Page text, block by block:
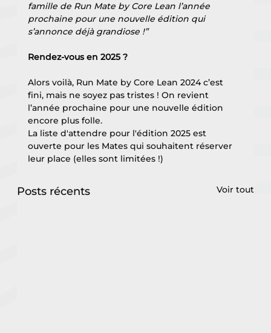
famille de Run Mate by Core Lean l’année
prochaine pour une nouvelle édition qui
s’annonce déjà grandiose !”
Rendez-vous en 2025 ?
Alors voilà, Run Mate by Core Lean 2024 c’est
fini, mais ne soyez pas tristes ! On revient
l’année prochaine pour une nouvelle édition
encore plus folle.
La liste d'attendre pour l'édition 2025 est
ouverte pour les Mates qui souhaitent réserver
leur place (elles sont limitées !)
Posts récents Voir tout